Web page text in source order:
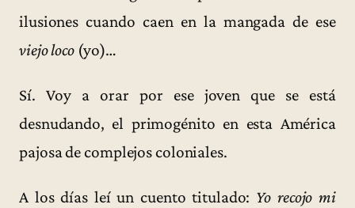
ilusiones cuando caen en la mangada de ese
viejo loco (yo)…
Sí. Voy a orar por ese joven que se está
desnudando, el primogénito en esta América
pajosa de complejos coloniales.
A los días leí un cuento titulado: Yo recojo mi